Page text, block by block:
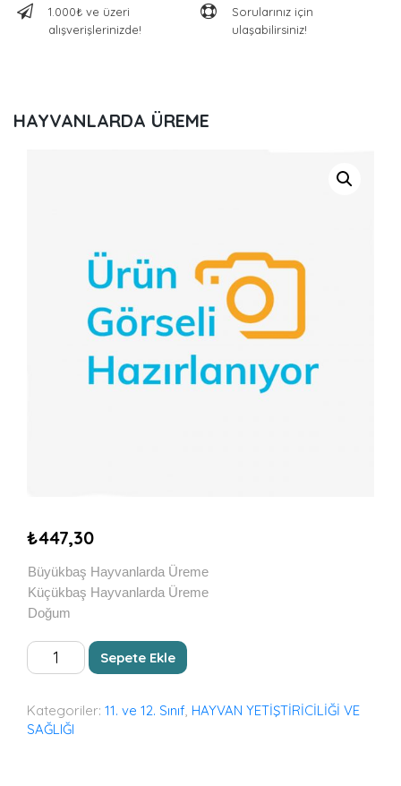
1.000₺ ve üzeri
alışverişlerinizde!
Sorularınız için
ulaşabilirsiniz!
HAYVANLARDA ÜREME
₺447,30
Büyükbaş Hayvanlarda Üreme
Küçükbaş Hayvanlarda Üreme
Doğum
HAYVANLARDA
ÜREME
Sepete Ekle
Kategoriler: 11. ve 12. Sınıf, HAYVAN YETİŞTİRİCİLİĞİ VE
SAĞLIĞI